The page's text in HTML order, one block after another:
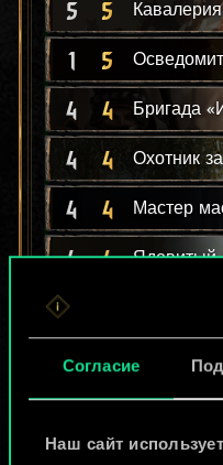
Согласие
Наш сайт
5 5
1 5
4 4 Бригада
4 4 Охотник
4 4 Мастер
4 4 Ядовитый
4
3 4 Охотник